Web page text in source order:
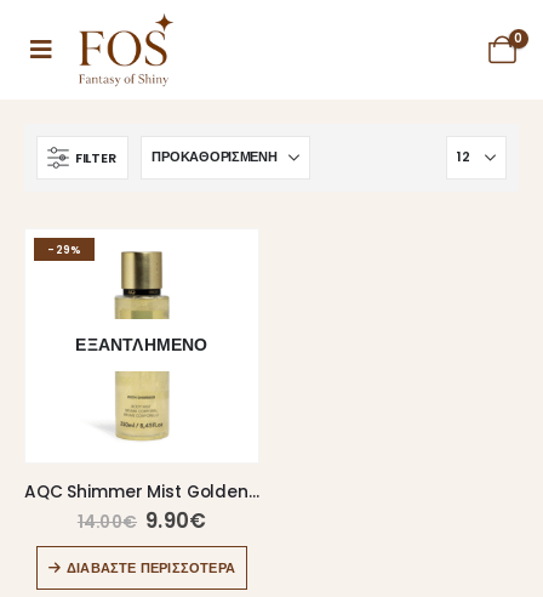
0
FILTER
-29%
ΕΞΑΝΤΛΗΜΈΝΟ
AQC Shimmer Mist Golden Glitter
14.00€ 9.90€
ΔΙΑΒΆΣΤΕ ΠΕΡΙΣΣΌΤΕΡΑ